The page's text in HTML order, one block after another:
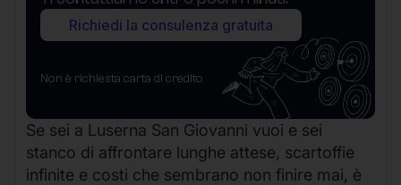
Richiedi la consulenza gratuita
Non è richiesta carta di credito
Se sei a Luserna San Giovanni vuoi e sei
stanco di affrontare lunghe attese, scartoffie
infinite e costi che sembrano non finire mai, è